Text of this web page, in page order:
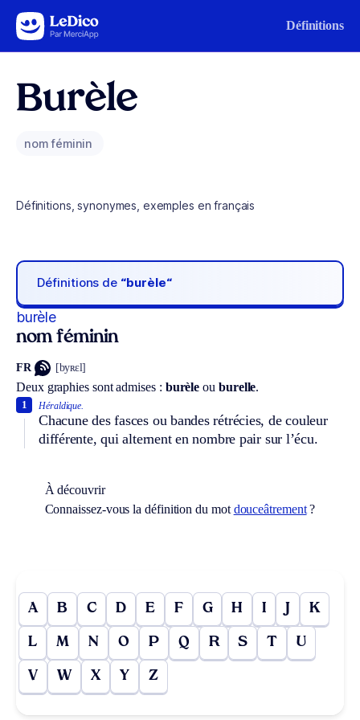
Aller au contenu Définitions
Burèle
nom féminin
Définitions, synonymes, exemples en français
Définitions de “burèle“
burèle
nom féminin
FR [byʀɛl]
Deux graphies sont admises : burèle ou burelle.
Héraldique.
Chacune des fasces ou bandes rétrécies, de couleur
différente, qui alternent en nombre pair sur l’écu.
1
À découvrir
Connaissez-vous la définition du mot douceâtrement?
A B C D E F G H I J K
L M N O P Q R S T U
V W X Y Z